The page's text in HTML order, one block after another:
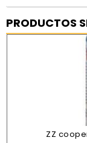
PRODUCTOS
ZZ